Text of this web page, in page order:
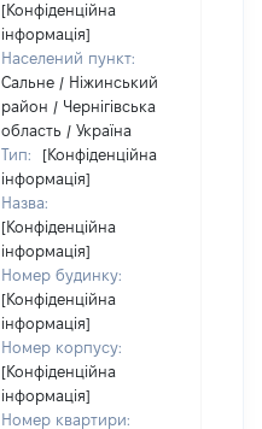
[Конфіденційна
інформація]
Населений пункт:
Сальне / Ніжинський
район / Чернігівська
область / Україна
Тип:
[Конфіденційна
інформація]
Назва:
[Конфіденційна
інформація]
Номер будинку:
[Конфіденційна
інформація]
Номер корпусу:
[Конфіденційна
інформація]
Номер квартири: